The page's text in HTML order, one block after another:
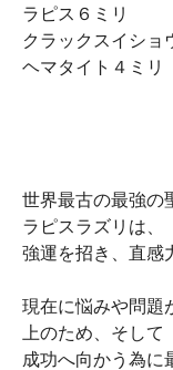
ラピス６ミリ
クラックスイショ
ヘマタイト４ミリ
世界最古の最強の
ラピスラズリは、
強運を招き、直感
現在に悩みや問題
上のため、そして
成功へ向かう為に